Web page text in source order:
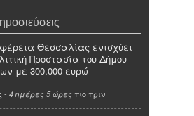
Θεσσαλίας ενισχύει
Προστασία του Δήμου
με 300.000 ευρώ
- 4 ημέρες 5 ώρες πιο πριν